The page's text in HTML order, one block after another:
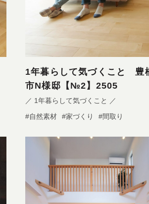
1年暮らして気づくこと 豊
市N様邸【№2】2505
／ 1年暮らして気づくこと ／
#自然素材
#家づくり #間取り